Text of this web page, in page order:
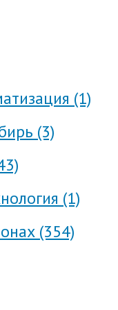
(1)
(3)
(1)
(354)